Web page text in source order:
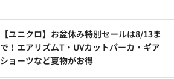
【ユニクロ】お盆休み特別セールは8/13ま
で！エアリズムT・UVカットパーカ・ギア
ショーツなど夏物がお得